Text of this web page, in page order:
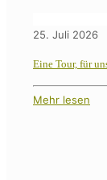
25. Juli 2026
Eine Tour, für
Mehr lesen